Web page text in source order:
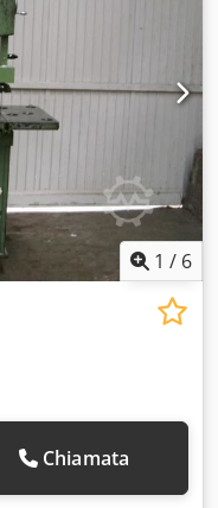
1 / 6
Chiamata